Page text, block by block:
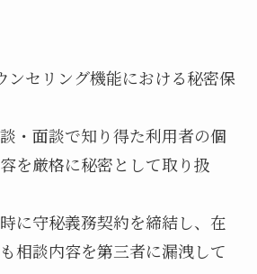
ンセリング機能における秘密保
・面談で知り得た利用者の個
を厳格に秘密として取り扱
に守秘義務契約を締結し、在
相談内容を第三者に漏洩して